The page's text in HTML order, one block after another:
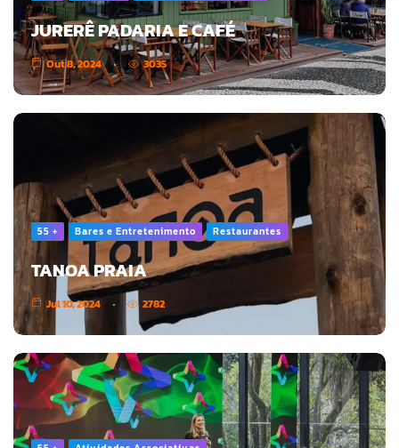
JURERÊ PADARIA E CAFÉ
Out 8, 2024 3035
55 + Bares e Entretenimento Restaurantes
TANOA PRAIA
Jul 10, 2024 2782